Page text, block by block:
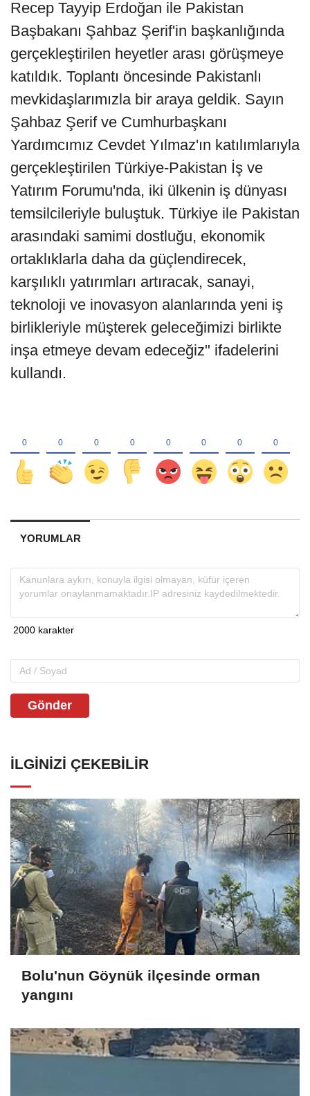
Recep Tayyip Erdoğan ile Pakistan
Başbakanı Şahbaz Şerif'in başkanlığında
gerçekleştirilen heyetler arası görüşmeye
katıldık. Toplantı öncesinde Pakistanlı
mevkidaşlarımızla bir araya geldik. Sayın
Şahbaz Şerif ve Cumhurbaşkanı
Yardımcımız Cevdet Yılmaz'ın katılımlarıyla
gerçekleştirilen Türkiye-Pakistan İş ve
Yatırım Forumu'nda, iki ülkenin iş dünyası
temsilcileriyle buluştuk. Türkiye ile Pakistan
arasındaki samimi dostluğu, ekonomik
ortaklıklarla daha da güçlendirecek,
karşılıklı yatırımları artıracak, sanayi,
teknoloji ve inovasyon alanlarında yeni iş
birlikleriyle müşterek geleceğimizi birlikte
inşa etmeye devam edeceğiz" ifadelerini
kullandı.
YORUMLAR
Gönder
İLGINIZI ÇEKEBILIR
Bolu'nun Göynük ilçesinde orman
yangını